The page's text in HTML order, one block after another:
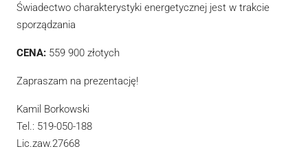
Świadectwo charakterystyki energetycznej jest w trakcie
sporządzania
CENA: 559 900 złotych
Zapraszam na prezentację!
Kamil Borkowski
Tel.: 519-050-188
Lic.zaw.27668